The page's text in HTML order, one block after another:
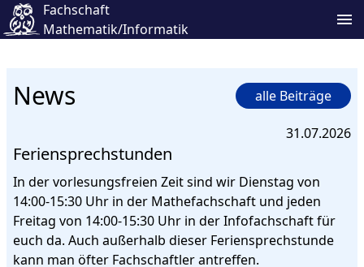
Fachschaft
Mathematik/Informatik
News alle Beiträge
31.07.2026
Feriensprechstunden
In der vorlesungsfreien Zeit sind wir Dienstag von
14:00-15:30 Uhr in der Mathefachschaft und jeden
Freitag von 14:00-15:30 Uhr in der Infofachschaft für
euch da. Auch außerhalb dieser Feriensprechstunde
kann man öfter Fachschaftler antreffen.